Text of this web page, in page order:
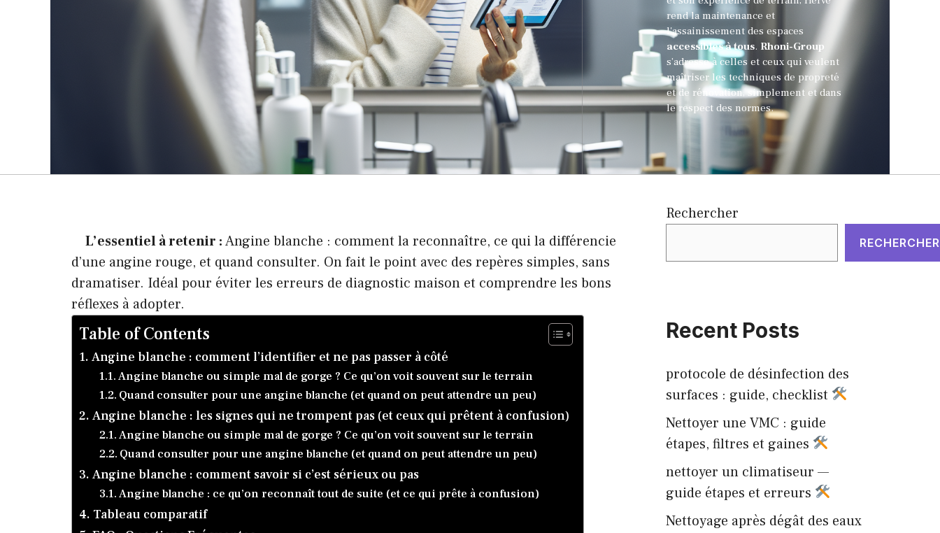
rend la maintenance et
l'assainissement des espaces
accessibles à tous. Rhoni-Group
s’adresse à celles et ceux qui veulent
maîtriser les techniques de propreté
et de rénovation, simplement et dans
le respect des normes.
L’essentiel à retenir :Angine blanche : comment la reconnaître, ce qui la différencie
d’une angine rouge, et quand consulter. On fait le point avec des repères simples, sans
dramatiser. Idéal pour éviter les erreurs de diagnostic maison et comprendre les bons
réflexes à adopter.
Table of Contents
Angine blanche : comment l’identifier et ne pas passer à côté
Angine blanche ou simple mal de gorge ? Ce qu’on voit souvent sur le terrain
Quand consulter pour une angine blanche (et quand on peut attendre un peu)
Angine blanche : les signes qui ne trompent pas (et ceux qui prêtent à confusion)
Angine blanche ou simple mal de gorge ? Ce qu’on voit souvent sur le terrain
Quand consulter pour une angine blanche (et quand on peut attendre un peu)
Angine blanche : comment savoir si c’est sérieux ou pas
Angine blanche : ce qu’on reconnaît tout de suite (et ce qui prête à confusion)
Tableau comparatif
Rechercher
RECHERCHER
Recent Posts
protocole de désinfection des
surfaces : guide, checklist
Nettoyer une VMC : guide
étapes, filtres et gaines
nettoyer un climatiseur —
guide étapes et erreurs
Nettoyage après dégât des eaux